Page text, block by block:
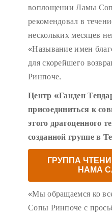
воплощении Ламы
рекомендовал в
нескольких месяцев
«Называние имен
для скорейшего
Ринпоче.
Центр «Ганден
присоединиться к
этого драгоценного
созданной группе в
ГРУППА
НАМА
«Мы обращаемся ко
Сопы Ринпоче с